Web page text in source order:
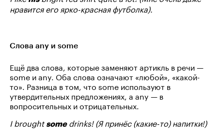
нравится его ярко-красная футболка).
Слова any и some
Ещё два слова, которые заменяют артикль в речи —
some и any. Оба слова означают «любой», «какой-
то». Разница в том, что some используют в
утвердительных предложениях, а any — в
вопросительных и отрицательных.
I brought somedrinks! (Я принёс (какие-то) напитки!)